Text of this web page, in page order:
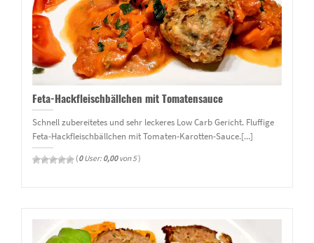
Feta-Hackfleischbällchen mit Tomatensauce
Schnell zubereitetes und sehr leckeres Low Carb Gericht. Fluffige
Feta-Hackfleischbällchen mit Tomaten-Karotten-Sauce.[...]
(0User: 0,00von 5)